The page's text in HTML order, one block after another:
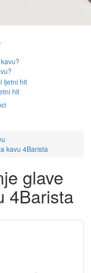
hit
kavu 4Barista
glave
4Barista